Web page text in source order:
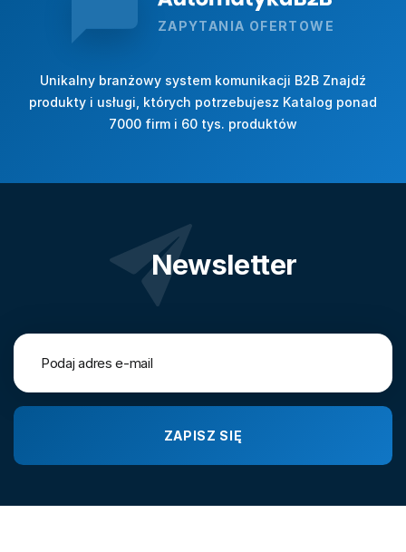
ZAPYTANIA OFERTOWE
Unikalny branżowy system komunikacji B2B Znajdź
produkty i usługi, których potrzebujesz Katalog ponad
7000 firm i 60 tys. produktów
Newsletter